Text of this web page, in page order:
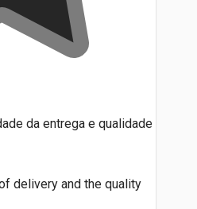
da entrega e qualidade
delivery and the quality